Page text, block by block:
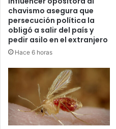
chavismo asegura que
persecución política la
obligó a salir del país y
pedir asilo en el extranjero
Hace 6 horas